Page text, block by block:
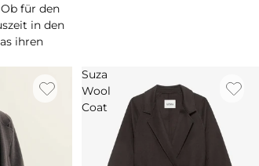
für den
in den
ihren
Suza
Wool
Coat